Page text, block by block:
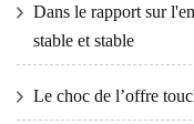
Dans le rapport sur
stable et stable
Le choc de l’offre